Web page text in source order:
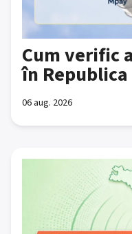
Cum verific
în
06 aug. 2026